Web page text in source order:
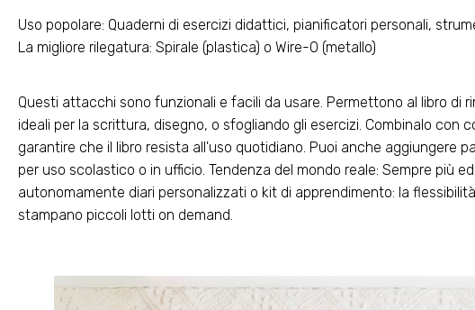
Uso popolare: Quaderni di esercizi didattici, pianificatori personali,
La migliore rilegatura: Spirale (plastica) o Wire-O (metallo)
Questi attacchi sono funzionali e facili da usare. Permettono al libro di
ideali per la scrittura, disegno, o sfogliando gli esercizi. Combinalo con
garantire che il libro resista all'uso quotidiano. Puoi anche aggiungere
per uso scolastico o in ufficio. Tendenza del mondo reale: Sempre più
autonomamente diari personalizzati o kit di apprendimento: la
stampano piccoli lotti on demand.